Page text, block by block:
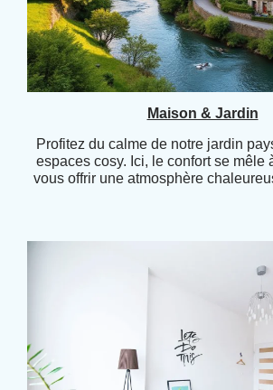
Maison & Jardin
Profitez du calme de notre jardin
espaces cosy. Ici, le confort se mêle
vous offrir une atmosphère